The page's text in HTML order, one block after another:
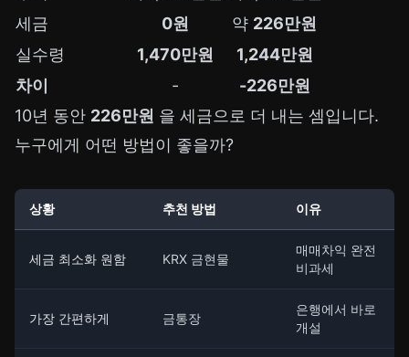
세금
0원 약 226만원
실수령
1,470만원
1,244만원
차이
-
-226만원
10년 동안 226만원 을 세금으로 더 내는 셈입니다.
누구에게 어떤 방법이 좋을까?
상황 추천 방법 이유
세금 최소화 원함 KRX 금현물
매매차익 완전
비과세
가장 간편하게 금통장
은행에서 바로
개설